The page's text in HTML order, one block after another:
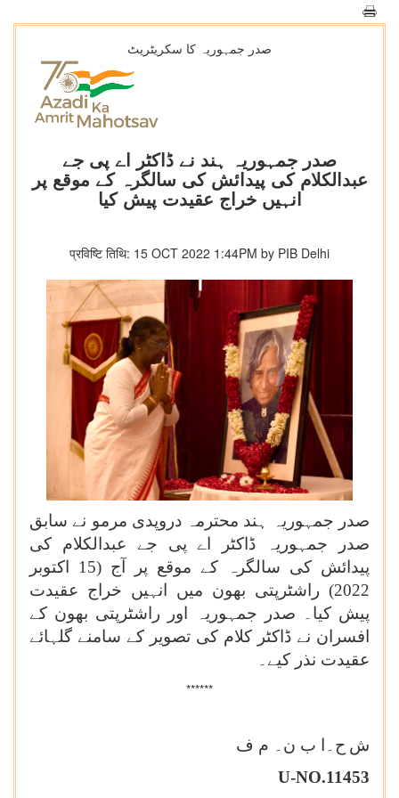
صدر جمہوریہ کا سکریٹریٹ
صدر جمہوریہ ہند نے ڈاکٹر اے پی جے
عبدالکلام کی پیدائش کی سالگرہ کے موقع پر
انہیں خراج عقیدت پیش کیا
प्रविष्टि तिथि: 15 OCT 2022 1:44PM by PIB Delhi
صدر جمہوریہ ہند محترمہ دروپدی مرمو نے سابق
صدر جمہوریہ ڈاکٹر اے پی جے عبدالکلام کی
پیدائش کی سالگرہ کے موقع پر آج (15 اکتوبر
2022) راشٹرپتی بھون میں انہیں خراج عقیدت
پیش کیا۔ صدر جمہوریہ اور راشٹرپتی بھون کے
افسران نے ڈاکٹر کلام کی تصویر کے سامنے گلہائے
عقیدت نذر کیے۔
******
ش ح۔
ا ب ن۔ م ف
U-NO.11453